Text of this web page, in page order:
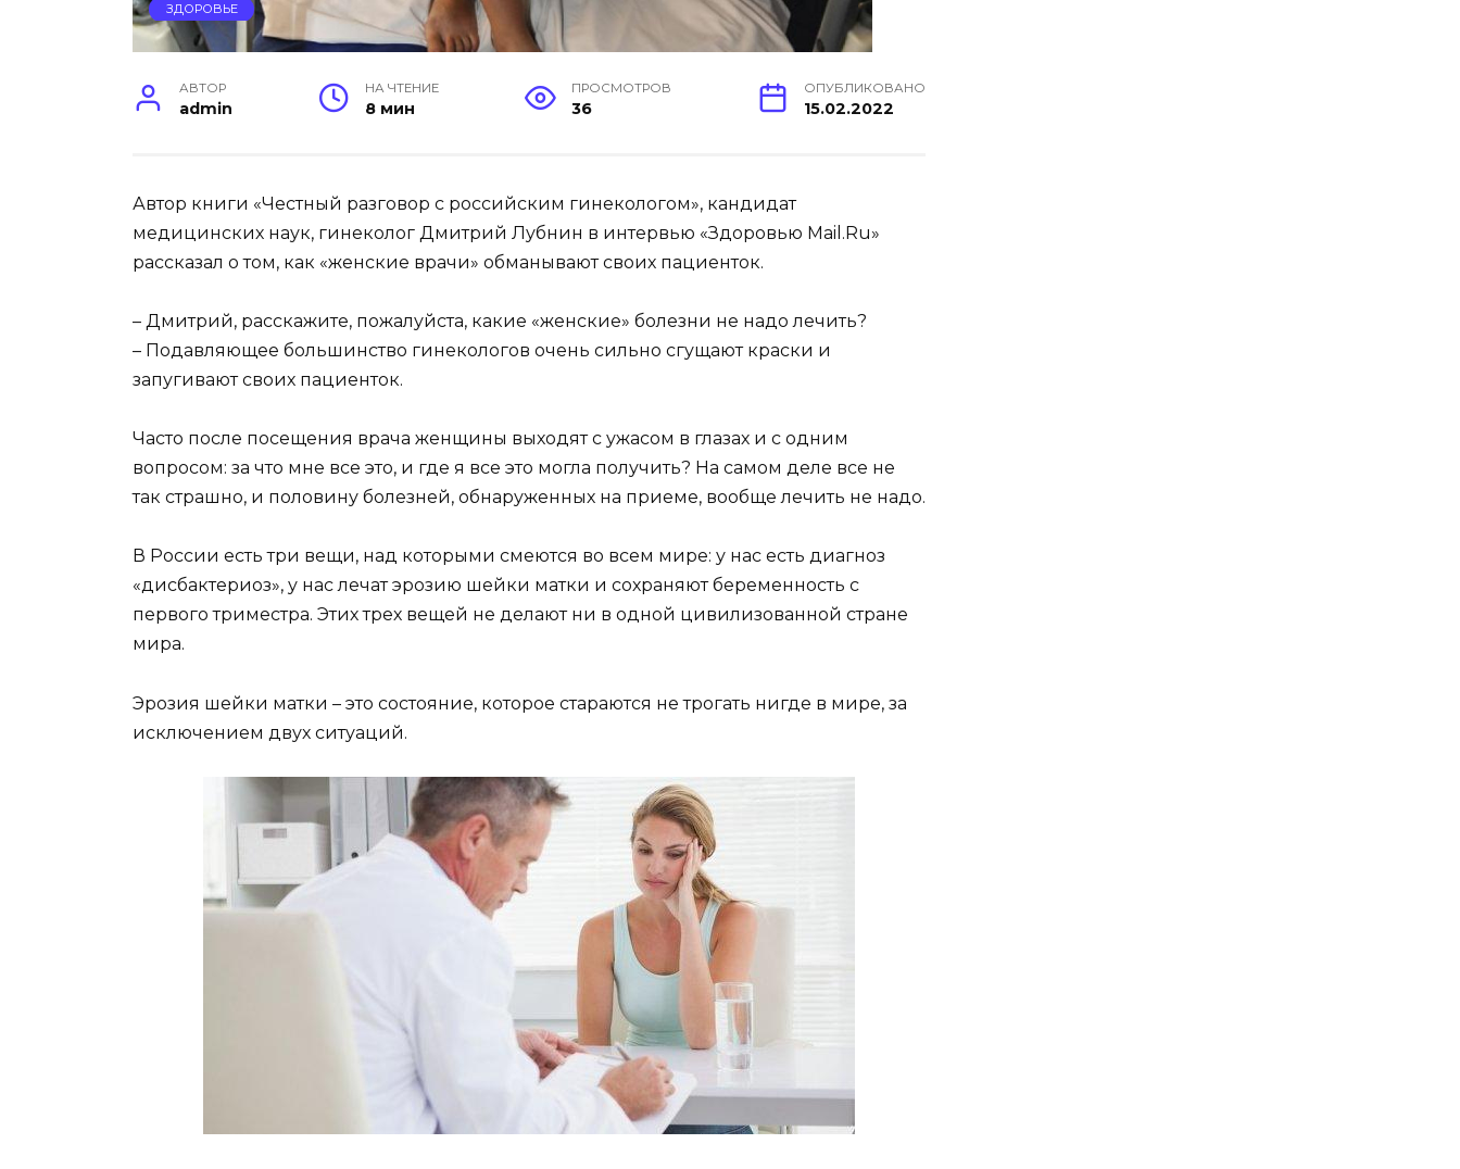
ЗДОРОВЬЕ
АВТОР
admin
НА ЧТЕНИЕ
8 мин
ПРОСМОТРОВ
36
ОПУБЛИКОВАНО
15.02.2022
Автор книги «Честный разговор с российским гинекологом», кандидат
медицинских наук, гинеколог Дмитрий Лубнин в интервью «Здоровью Mail.Ru»
рассказал о том, как «женские врачи» обманывают своих пациенток.
– Дмитрий, расскажите, пожалуйста, какие «женские» болезни не надо лечить?
– Подавляющее большинство гинекологов очень сильно сгущают краски и
запугивают своих пациенток.
Часто после посещения врача женщины выходят с ужасом в глазах и с одним
вопросом: за что мне все это, и где я все это могла получить? На самом деле все не
так страшно, и половину болезней, обнаруженных на приеме, вообще лечить не надо.
В России есть три вещи, над которыми смеются во всем мире: у нас есть диагноз
«дисбактериоз», у нас лечат эрозию шейки матки и сохраняют беременность с
первого триместра. Этих трех вещей не делают ни в одной цивилизованной стране
мира.
Эрозия шейки матки – это состояние, которое стараются не трогать нигде в мире, за
исключением двух ситуаций.